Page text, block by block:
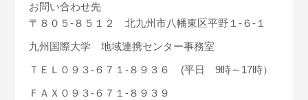
お問い合わせ先
〒８０５-８５１２ 北九州市八幡東区平野１-６-１
九州国際大学 地域連携センター事務室
ＴＥＬ０９３-６７１-８９３６ (平日 9時～17時）
ＦＡＸ０９３-６７１-８９３９